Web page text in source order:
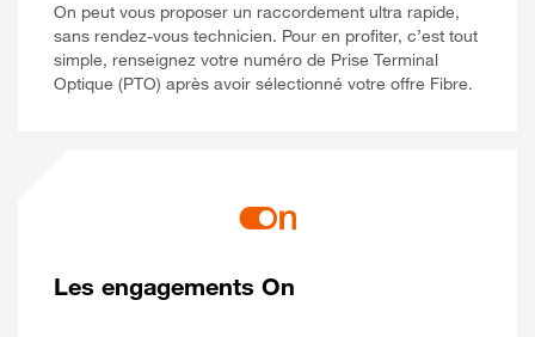
On peut vous proposer un raccordement ultra rapide,
sans rendez-vous technicien. Pour en profiter, c’est tout
simple, renseignez votre numéro de Prise Terminal
Optique (PTO) après avoir sélectionné votre offre Fibre.
Les engagements On